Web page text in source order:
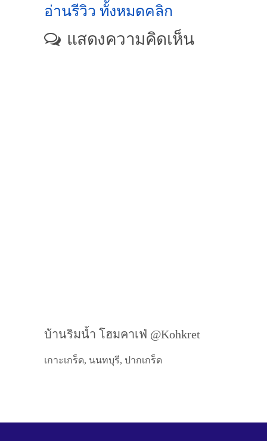
อ่านรีวิว ทั้งหมดคลิก
แสดงความคิดเห็น
บ้านริมน้ำ โฮมคาเฟ่ @Kohkret
เกาะเกร็ด, นนทบุรี, ปากเกร็ด